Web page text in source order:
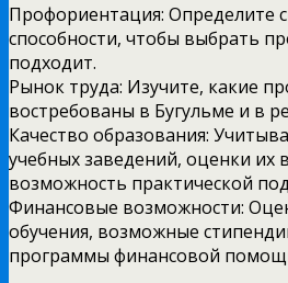
Профориентация: Определите
способности, чтобы выбрать
подходит.
Рынок труда: Изучите, какие
востребованы в Бугульме и в
Качество образования:
учебных заведений, оценки их
возможность практической
Финансовые возможности:
обучения, возможные
программы финансовой